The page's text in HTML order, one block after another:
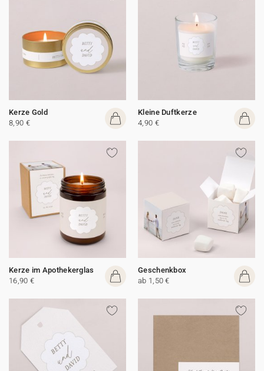
Kerze Gold
8,90 €
Kleine Duftkerze
4,90 €
Kerze im Apothekerglas
16,90 €
Geschenkbox
ab 1,50 €